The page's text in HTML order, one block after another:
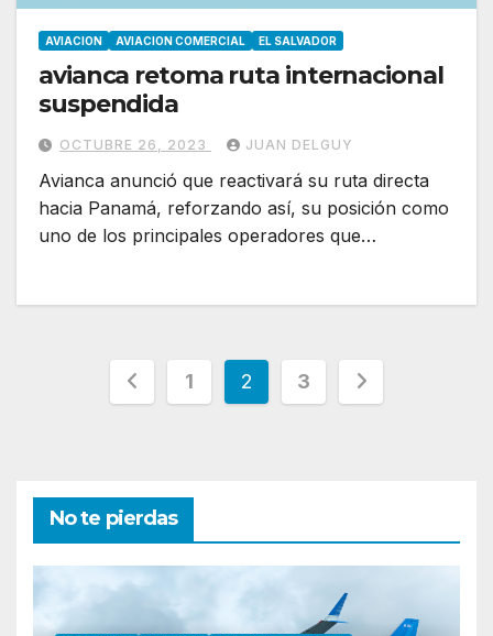
AVIACION AVIACION COMERCIAL EL SALVADOR
avianca retoma ruta internacional
suspendida
OCTUBRE 26, 2023 JUAN DELGUY
Avianca anunció que reactivará su ruta directa
hacia Panamá, reforzando así, su posición como
uno de los principales operadores que…
Paginación
1 2 3
No te pierdas